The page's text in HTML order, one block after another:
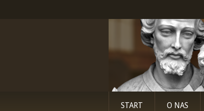
START O NAS